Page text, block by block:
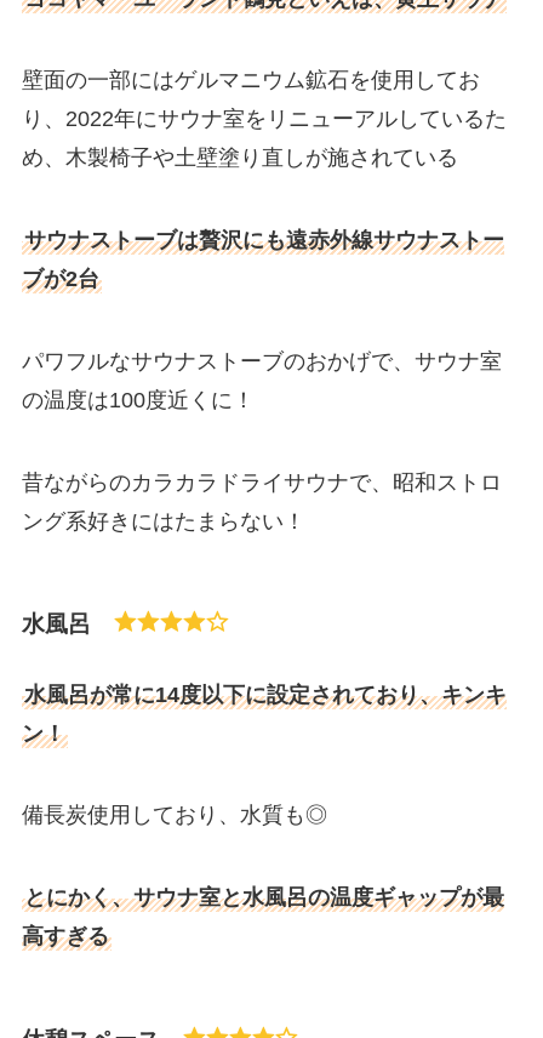
壁面の一部にはゲルマニウム鉱石を使用してお
り、2022年にサウナ室をリニューアルしているた
め、木製椅子や土壁塗り直しが施されている
サウナストーブは贅沢にも遠赤外線サウナストー
ブが2台
パワフルなサウナストーブのおかげで、サウナ室
の温度は100度近くに！
昔ながらのカラカラドライサウナで、昭和ストロ
ング系好きにはたまらない！
水風呂
水風呂が常に14度以下に設定されており、キンキ
ン！
備長炭使用しており、水質も◎
とにかく、サウナ室と水風呂の温度ギャップが最
高すぎる